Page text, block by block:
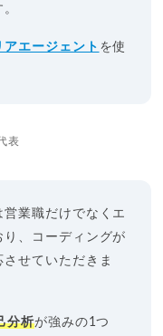
エージェント を使
表
営業職だけでなくエ
、コーディングが
せていただきま
分析が強みの1つ